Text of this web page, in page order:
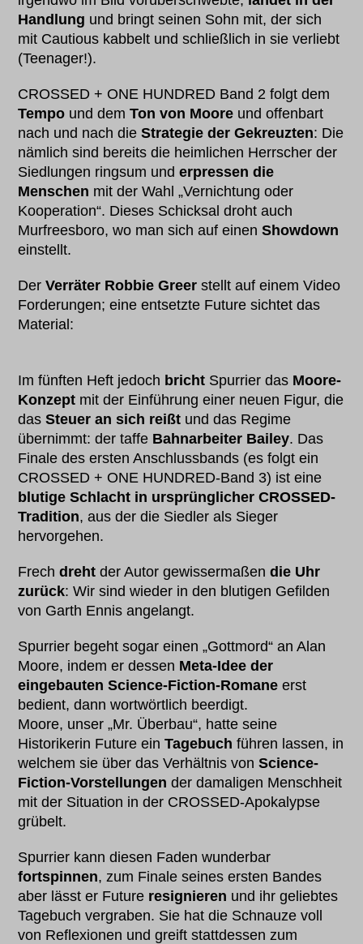
Handlung und bringt seinen Sohn mit, der sich
mit Cautious kabbelt und schließlich in sie verliebt
(Teenager!).
CROSSED + ONE HUNDRED Band 2 folgt dem
Tempo und demTon von Moore und offenbart
nach und nach dieStrategie der Gekreuzten: Die
nämlich sind bereits die heimlichen Herrscher der
Siedlungen ringsum underpressen die
Menschen mit der Wahl „Vernichtung oder
Kooperation“. Dieses Schicksal droht auch
Murfreesboro, wo man sich auf einenShowdown
einstellt.
DerVerräter Robbie Greer stellt auf einem Video
Forderungen; eine entsetzte Future sichtet das
Material:
Im fünften Heft jedoch bricht Spurrier das Moore-
Konzept mit der Einführung einer neuen Figur, die
dasSteuer an sich reißt und das Regime
übernimmt: der taffe Bahnarbeiter Bailey. Das
Finale des ersten Anschlussbands (es folgt ein
CROSSED + ONE HUNDRED-Band 3) ist eine
blutige Schlacht in ursprünglicher CROSSED-
Tradition, aus der die Siedler als Sieger
hervorgehen.
Frechdreht der Autor gewissermaßendie Uhr
zurück: Wir sind wieder in den blutigen Gefilden
von Garth Ennis angelangt.
Spurrier begeht sogar einen „Gottmord“ an Alan
Moore, indem er dessen Meta-Idee der
eingebauten Science-Fiction-Romane erst
bedient, dann wortwörtlich beerdigt.
Moore, unser „Mr. Überbau“, hatte seine
Historikerin Future einTagebuch führen lassen, in
welchem sie über das Verhältnis vonScience-
Fiction-Vorstellungen der damaligen Menschheit
mit der Situation in der CROSSED-Apokalypse
grübelt.
Spurrier kann diesen Faden wunderbar
fortspinnen, zum Finale seines ersten Bandes
aber lässt er Future resignieren und ihr geliebtes
Tagebuch vergraben. Sie hat die Schnauze voll
von Reflexionen und greift stattdessen zum